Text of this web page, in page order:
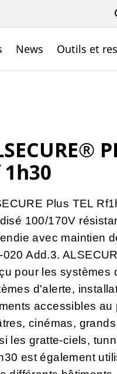
News Outils et
1h30
Plus TEL
100/170V
avec maintien
020 Add.3.
pour les systèmes
d'alerte,
accessibles
cinémas,
les gratte-ciels,
est également